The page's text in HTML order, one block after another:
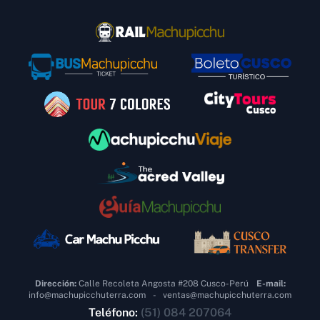
Dirección:Calle Recoleta Angosta #208 Cusco-Perú
E-mail:
info@machupicchuterra.com
- ventas@machupicchuterra.com
Teléfono: (51) 084 207064